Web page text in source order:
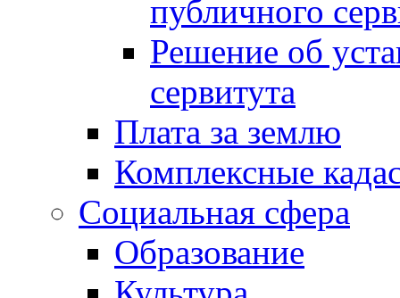
публичного
Решение об
сервитута
Плата за землю
Комплексные
Социальная сфера
Образование